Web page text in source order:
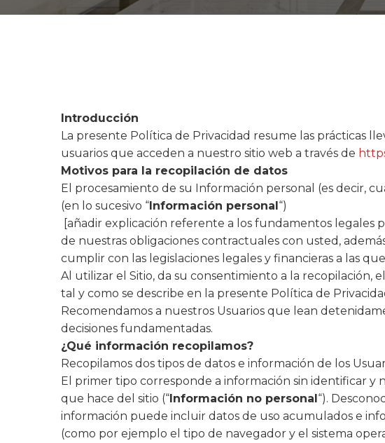
Introducción
La presente Política de Privacidad resume las prácticas
usuarios que acceden a nuestro sitio web a través de
Motivos para la recopilación de datos
El procesamiento de su Información personal (es decir,
(en lo sucesivo “Información personal“)
[añadir explicación referente a los fundamentos legales
de nuestras obligaciones contractuales con usted,
cumplir con las legislaciones legales y financieras a las
Al utilizar el Sitio, da su consentimiento a la recopilación,
tal y como se describe en la presente Política de
Recomendamos a nuestros Usuarios que lean
decisiones fundamentadas.
¿Qué información recopilamos?
Recopilamos dos tipos de datos e información de los
El primer tipo corresponde a información sin identificar y
que hace del sitio (“Información no personal“).
información puede incluir datos de uso acumulados e
(como por ejemplo el tipo de navegador y el sistema